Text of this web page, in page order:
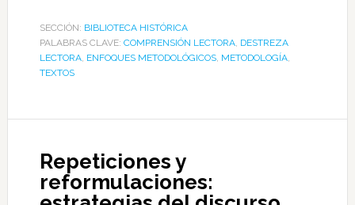
SECCIÓN: BIBLIOTECA HISTÓRICA
PALABRAS CLAVE: COMPRENSIÓN LECTORA, DESTREZA
LECTORA, ENFOQUES METODOLÓGICOS, METODOLOGÍA,
TEXTOS
Repeticiones y
reformulaciones: